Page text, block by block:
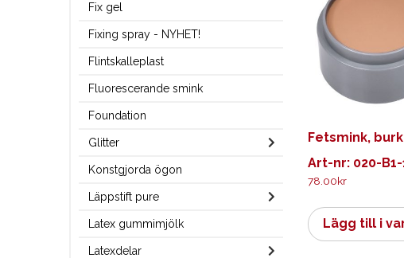
Fix gel
Fixing spray - NYHET!
Flintskalleplast
Fluorescerande smink
Foundation
Glitter
Konstgjorda ögon
Läppstift pure
Latex gummimjölk
Latexdelar
Fetsmink,
Art-nr: 020-B1-
78.00kr
Lägg till i